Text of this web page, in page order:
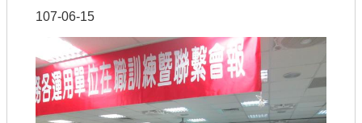
107-06-15